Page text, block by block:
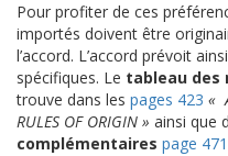
Pour profiter de ces
importés doivent être
l’accord. L’accord prévoit
spécifiques. Le tableau des
trouve dans les pages 423 «
RULES OF ORIGIN » ainsi que
complémentaires page 471